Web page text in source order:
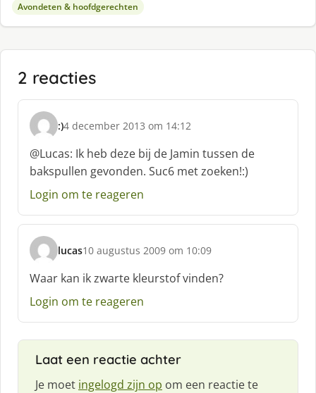
Avondeten & hoofdgerechten
2 reacties
:)
s
c
h
r
e
f
4 december 2013 om 14:12
@Lucas: Ik heb deze bij de Jamin tussen de
bakspullen gevonden. Suc6 met zoeken!:)
Login om te reageren
lucas
s
c
h
r
10 augustus 2009 om 10:09
Waar kan ik zwarte kleurstof vinden?
Login om te reageren
Laat een reactie achter
Je moet ingelogd zijn op om een reactie te